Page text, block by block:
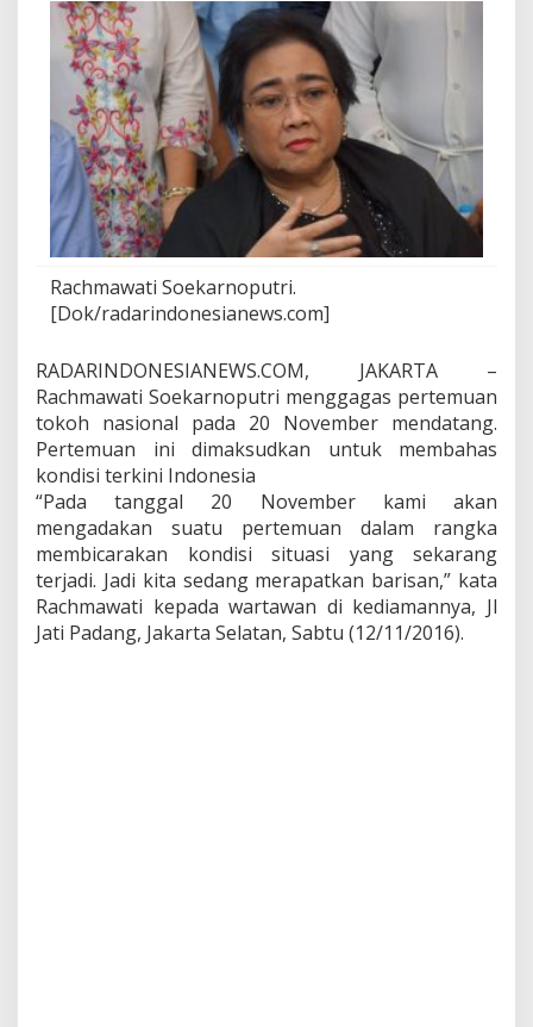
u
t
r
i
G
a
g
s
T
m
T
o
o
h
N
o
a
Rachmawati Soekarnoputri.
[Dok/radarindonesianews.com]
RADARINDONESIANEWS.COM, JAKARTA –
Rachmawati Soekarnoputri menggagas pertemuan
tokoh nasional pada 20 November mendatang.
Pertemuan ini dimaksudkan untuk membahas
kondisi terkini Indonesia
“Pada tanggal 20 November kami akan
mengadakan suatu pertemuan dalam rangka
membicarakan kondisi situasi yang sekarang
terjadi. Jadi kita sedang merapatkan barisan,” kata
Rachmawati kepada wartawan di kediamannya, Jl
Jati Padang, Jakarta Selatan, Sabtu (12/11/2016).